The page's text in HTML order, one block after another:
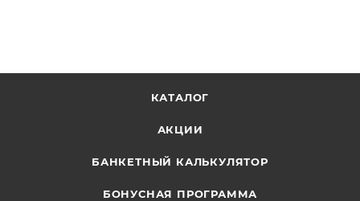
КАТАЛОГ
АКЦИИ
БАНКЕТНЫЙ КАЛЬКУЛЯТОР
БОНУСНАЯ ПРОГРАММА